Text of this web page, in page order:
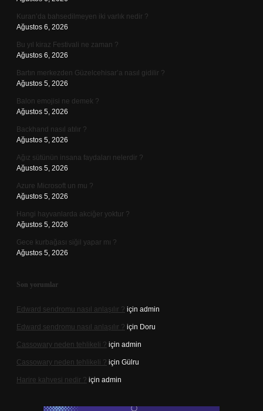
Kuran’da bahsedilmeyen iki varlık nedir ?
Ağustos 6, 2026
Bu yıl kiraz Festivali ne zaman ?
Ağustos 6, 2026
Bartın merkezden Güzelcehisar’a nasıl gidilir ?
Ağustos 5, 2026
Balon emojisi ne demek ?
Ağustos 5, 2026
Backhand nasıl atılır ?
Ağustos 5, 2026
Ağız sütünün insana faydaları nelerdir ?
Ağustos 5, 2026
Azure Microsoft un mu ?
Ağustos 5, 2026
Hangi hayvanlarda akciğer yoktur ?
Ağustos 5, 2026
Gece kurbağası siğil yapar mı ?
Ağustos 5, 2026
Son yorumlar
Edward sendromu nasıl anlaşılır ? için admin
Edward sendromu nasıl anlaşılır ? için Doru
Cassowary neden tehlikeli ? için admin
Cassowary neden tehlikeli ? için Gülru
Harire kahvesi nedir ? için admin